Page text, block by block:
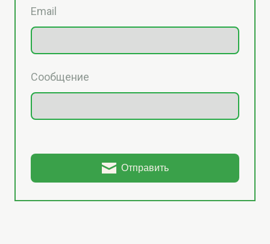
Email
Сообщение
Отправить